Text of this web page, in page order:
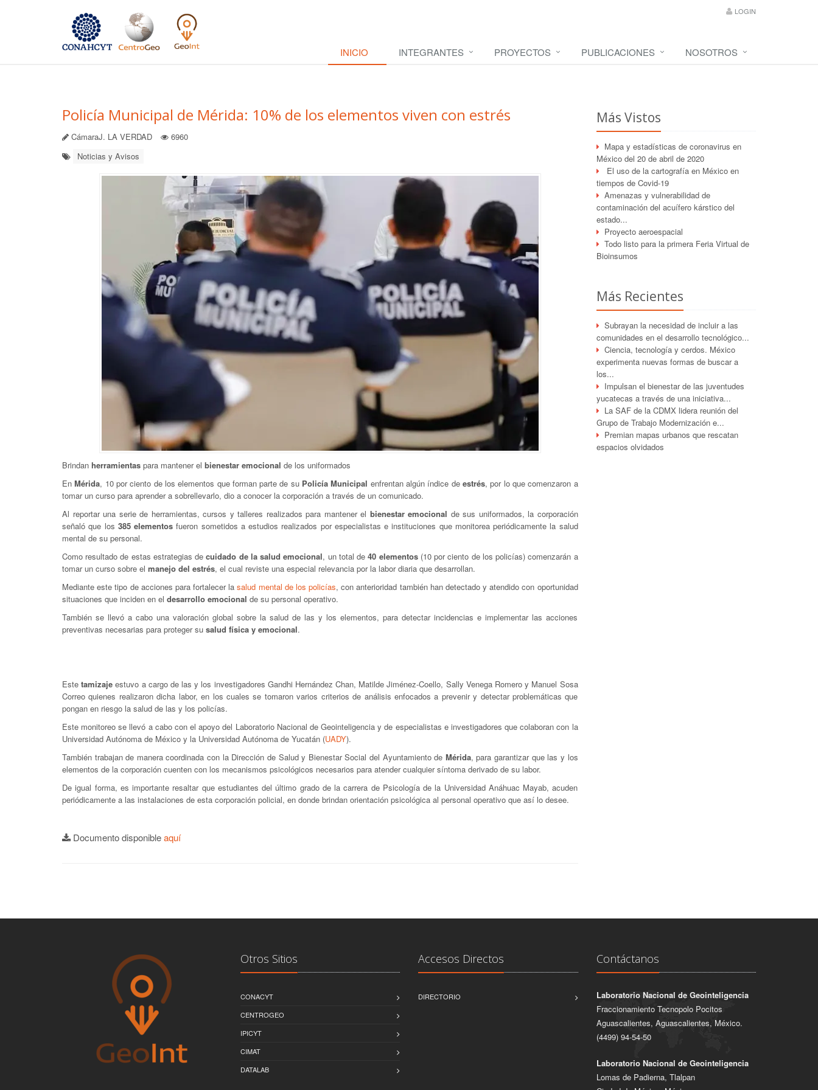
LOGIN
INICIO INTEGRANTES PROYECTOS PUBLICACIONES NOSOTROS
Policía Municipal de Mérida: 10% de los elementos viven con estrés
CámaraJ. LA VERDAD
6960
Noticias y Avisos
Brindan herramientas para mantener el bienestar emocional de los uniformados
EnMérida, 10 por ciento de los elementos que forman parte de su Policía Municipal enfrentan algún índice de estrés, por lo que comenzaron a
tomar un curso para aprender a sobrellevarlo, dio a conocer la corporación a través de un comunicado.
Al reportar una serie de herramientas, cursos y talleres realizados para mantener el bienestar emocional de sus uniformados, la corporación
señaló que los 385 elementos fueron sometidos a estudios realizados por especialistas e instituciones que monitorea periódicamente la salud
mental de su personal.
Como resultado de estas estrategias decuidado de la salud emocional, un total de40 elementos(10 por ciento de los policías) comenzarán a
tomar un curso sobre el manejo del estrés, el cual reviste una especial relevancia por la labor diaria que desarrollan.
Mediante este tipo de acciones para fortalecer lasalud mental de los policías, con anterioridad también han detectado y atendido con oportunidad
situaciones que inciden en el desarrollo emocional de su personal operativo.
También se llevó a cabo una valoración global sobre la salud de las y los elementos, para detectar incidencias e implementar las acciones
preventivas necesarias para proteger su salud física y emocional.
Estetamizaje estuvo a cargo de las y los investigadores Gandhi Hernández Chan, Matilde Jiménez-Coello, Sally Venega Romero y Manuel Sosa
Correo quienes realizaron dicha labor, en los cuales se tomaron varios criterios de análisis enfocados a prevenir y detectar problemáticas que
pongan en riesgo la salud de las y los policías.
Este monitoreo se llevó a cabo con el apoyo del Laboratorio Nacional de Geointeligencia y de especialistas e investigadores que colaboran con la
Universidad Autónoma de México y la Universidad Autónoma de Yucatán (UADY).
También trabajan de manera coordinada con la Dirección de Salud y Bienestar Social del Ayuntamiento de Mérida, para garantizar que las y los
elementos de la corporación cuenten con los mecanismos psicológicos necesarios para atender cualquier síntoma derivado de su labor.
De igual forma, es importante resaltar que estudiantes del último grado de la carrera de Psicología de la Universidad Anáhuac Mayab, acuden
periódicamente a las instalaciones de esta corporación policial, en donde brindan orientación psicológica al personal operativo que así lo desee.
Documento disponibleaquí
Más Vistos
Mapa y estadísticas de coronavirus en
México del 20 de abril de 2020
El uso de la cartografía en México en
tiempos de Covid-19
Amenazas y vulnerabilidad de
contaminación del acuífero kárstico del
estado...
Proyecto aeroespacial
Todo listo para la primera Feria Virtual de
Bioinsumos
Más Recientes
Subrayan la necesidad de incluir a las
comunidades en el desarrollo tecnológico...
Ciencia, tecnología y cerdos. México
experimenta nuevas formas de buscar a
los...
Impulsan el bienestar de las juventudes
yucatecas a través de una iniciativa...
La SAF de la CDMX lidera reunión del
Grupo de Trabajo Modernización e...
Premian mapas urbanos que rescatan
espacios olvidados
Otros Sitios
CONACYT
CENTROGEO
IPICYT
CIMAT
DATALAB
Accesos Directos
DIRECTORIO
Contáctanos
Laboratorio Nacional de Geointeligencia
Fraccionamiento Tecnopolo Pocitos
Aguascalientes, Aguascalientes, México.
(4499) 94-54-50
Laboratorio Nacional de Geointeligencia
Lomas de Padierna, Tlalpan